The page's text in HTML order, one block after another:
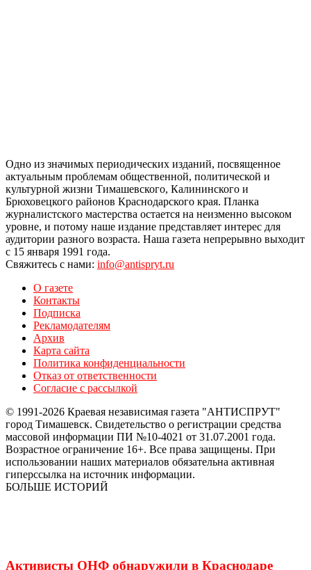
Одно из значимых периодических изданий, посвященное
актуальным проблемам общественной, политической и
культурной жизни Тимашевского, Калининского и
Брюховецкого районов Краснодарского края. Планка
журналистского мастерства остается на неизменно высоком
уровне, и потому наше издание представляет интерес для
аудитории разного возраста. Наша газета непрерывно выходит
с 15 января 1991 года.
Свяжитесь с нами: info@antispryt.ru
О газете
Контакты
Подписка
Рекламодателям
Архив
Карта сайта
Политика конфиденциальности
Отказ от ответственности
Согласие с рассылкой
© 1991-2026 Краевая независимая газета "АНТИСПРУТ"
город Тимашевск. Свидетельство о регистрации средства
массовой информации ПИ №10-4021 от 31.07.2001 года.
Возрастное ограничение 16+. Все права защищены. При
использовании наших материалов обязательна активная
гиперссылка на источник информации.
БОЛЬШЕ ИСТОРИЙ
Активисты ОНФ обнаружили в Краснодаре